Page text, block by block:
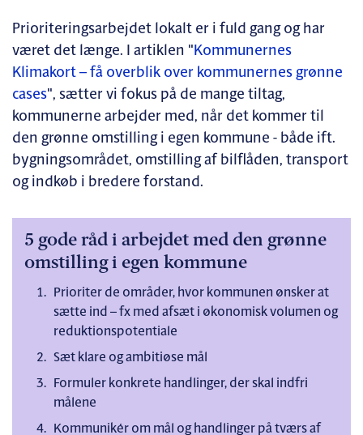
Prioriteringsarbejdet lokalt er i fuld gang og har
været det længe. I artiklen " Kommunernes
Klimakort – få overblik over kommunernes grønne
cases", sætter vi fokus på de mange tiltag,
kommunerne arbejder med, når det kommer til
den grønne omstilling i egen kommune - både ift.
bygningsområdet, omstilling af bilflåden, transport
og indkøb i bredere forstand.
5 gode råd i arbejdet med den grønne
omstilling i egen kommune
Prioriter de områder, hvor kommunen ønsker at
sætte ind – fx med afsæt i økonomisk volumen og
reduktionspotentiale
Sæt klare og ambitiøse mål
Formuler konkrete handlinger, der skal indfri
målene
Kommunikér om mål og handlinger på tværs af